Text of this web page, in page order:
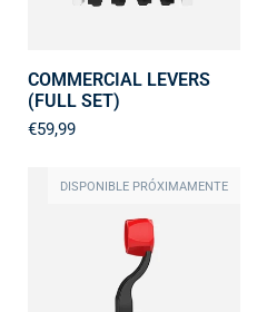
COMMERCIAL LEVERS
(FULL SET)
€59,99
DISPONIBLE PRÓXIMAMENTE